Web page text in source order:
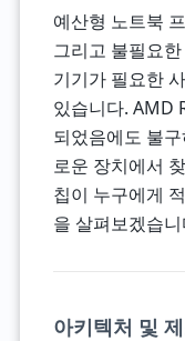
예산형 노트북
그리고 불필요
기기가 필요한
있습니다. AMD
되었음에도 불
로운 장치에서
칩이 누구에게
을 살펴보겠습니
아키텍처 및